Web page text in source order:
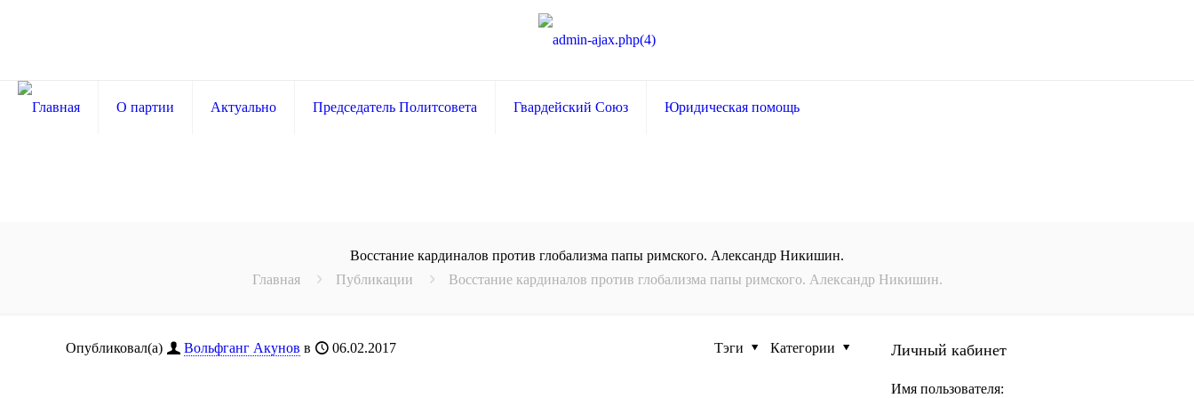
О партии Актуально Председатель Политсовета Гвардейский Союз Юридическая помощь
Восстание кардиналов против глобализма папы римского. Александр Никишин.
Главная
Публикации Восстание кардиналов против глобализма папы римского. Александр Никишин.
Опубликовал(а) Вольфганг Акунов в 06.02.2017 Категории
Тэги Личный кабинет
Имя пользователя: